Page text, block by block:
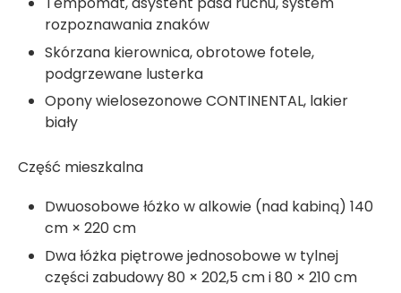
rozpoznawania znaków
Skórzana kierownica, obrotowe fotele,
podgrzewane lusterka
Opony wielosezonowe CONTINENTAL, lakier
biały
Część mieszkalna
Dwuosobowe łóżko w alkowie (nad kabiną) 140
cm × 220 cm
Dwa łóżka piętrowe jednosobowe w tylnej
części zabudowy 80 × 202,5 cm i 80 × 210 cm